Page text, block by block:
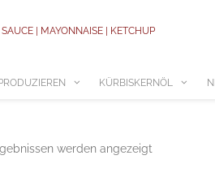
| MAYONNAISE | KETCHUP
PRODUZIEREN KÜRBISKERNÖL
werden angezeigt